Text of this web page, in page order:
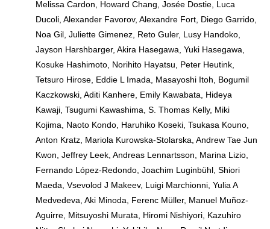
Melissa Cardon, Howard Chang, Josée Dostie, Luca
Ducoli, Alexander Favorov, Alexandre Fort, Diego Garrido,
Noa Gil, Juliette Gimenez, Reto Guler, Lusy Handoko,
Jayson Harshbarger, Akira Hasegawa, Yuki Hasegawa,
Kosuke Hashimoto, Norihito Hayatsu, Peter Heutink,
Tetsuro Hirose, Eddie L Imada, Masayoshi Itoh, Bogumil
Kaczkowski, Aditi Kanhere, Emily Kawabata, Hideya
Kawaji, Tsugumi Kawashima, S. Thomas Kelly, Miki
Kojima, Naoto Kondo, Haruhiko Koseki, Tsukasa Kouno,
Anton Kratz, Mariola Kurowska-Stolarska, Andrew Tae Jun
Kwon, Jeffrey Leek, Andreas Lennartsson, Marina Lizio,
Fernando López-Redondo, Joachim Luginbühl, Shiori
Maeda, Vsevolod J Makeev, Luigi Marchionni, Yulia A
Medvedeva, Aki Minoda, Ferenc Müller, Manuel Muñoz-
Aguirre, Mitsuyoshi Murata, Hiromi Nishiyori, Kazuhiro